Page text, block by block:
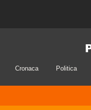
Cronaca Politica